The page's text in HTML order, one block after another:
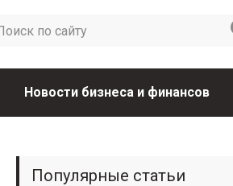
Новости бизнеса и финансов
Популярные статьи